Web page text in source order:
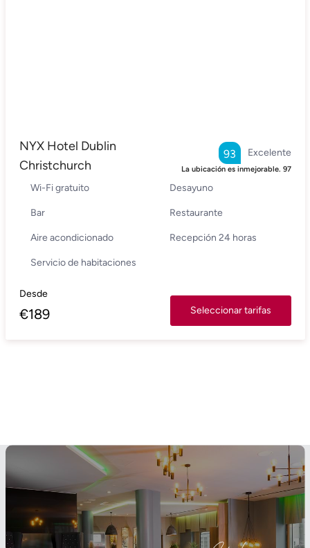
NYX Hotel Dublin
Christchurch
Excelente
93
La ubicación es inmejorable. 97
Wi-Fi gratuito Desayuno
Bar Restaurante
Aire acondicionado Recepción 24 horas
Servicio de habitaciones
Desde
€189 Seleccionar tarifas